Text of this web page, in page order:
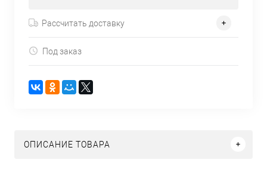
Рассчитать доставку
Под заказ
ОПИСАНИЕ ТОВАРА